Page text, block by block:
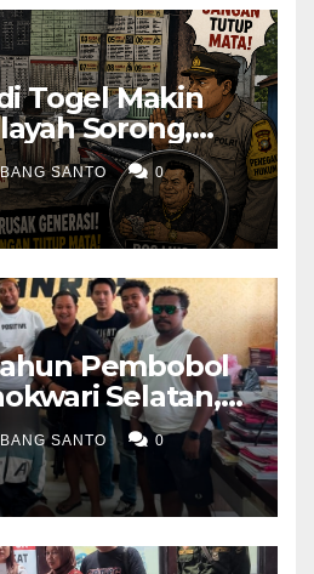
Togel Makin
Sorong,
Aparat Segera
Luis dan
SANTO 0
Pembobol
Selatan,
Tim
Papua Barat
BANG SANTO 0